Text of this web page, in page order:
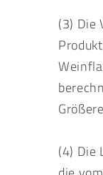
(3) Die
(4) Die